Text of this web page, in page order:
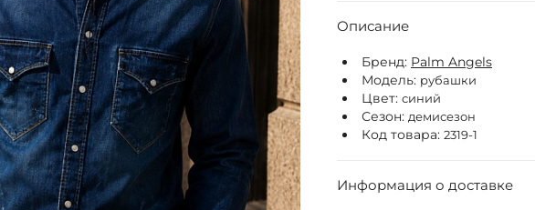
Описание
Бренд: Palm Angels
Модель: рубашки
Цвет: синий
Сезон: демисезон
Код товара: 2319-1
Информация о доставке